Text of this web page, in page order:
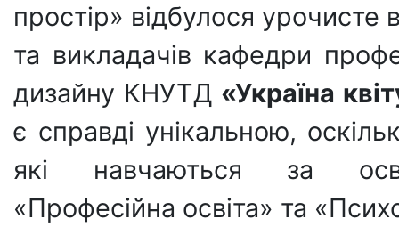
простір» відбулося урочисте
та викладачів кафедри
дизайну КНУТД «Україна
є справді унікальною,
які навчаються за
«Професійна освіта» та